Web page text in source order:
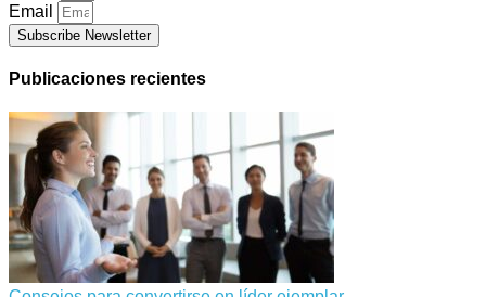
Email
Subscribe Newsletter
Publicaciones recientes